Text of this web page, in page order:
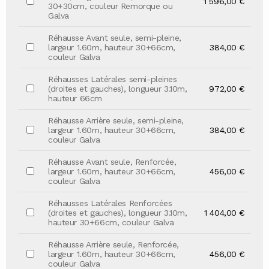
30+30cm, couleur Remorque ou
Galva
Réhausse Avant seule, semi-pleine,
largeur 1.60m, hauteur 30+66cm,
couleur Galva
384,00 €
Réhausses Latérales semi-pleines
(droites et gauches), longueur 3.10m,
hauteur 66cm
972,00 €
Réhausse Arrière seule, semi-pleine,
largeur 1.60m, hauteur 30+66cm,
couleur Galva
384,00 €
Réhausse Avant seule, Renforcée,
largeur 1.60m, hauteur 30+66cm,
couleur Galva
456,00 €
Réhausses Latérales Renforcées
(droites et gauches), longueur 3.10m,
hauteur 30+66cm, couleur Galva
1 404,00 €
Réhausse Arrière seule, Renforcée,
largeur 1.60m, hauteur 30+66cm,
couleur Galva
456,00 €